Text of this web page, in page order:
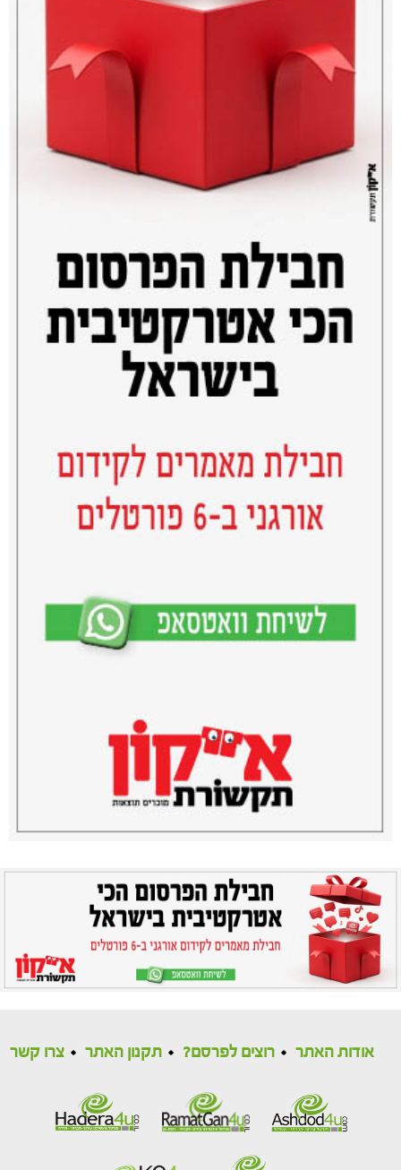
אודות האתר רוצים לפרסם? תקנון האתר צרו קשר